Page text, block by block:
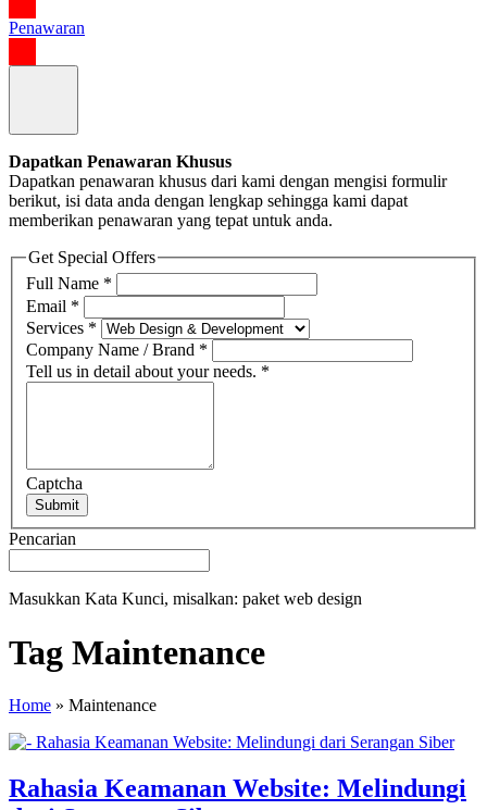
Penawaran
Dapatkan Penawaran Khusus
Dapatkan penawaran khusus dari kami dengan mengisi formulir
berikut, isi data anda dengan lengkap sehingga kami dapat
memberikan penawaran yang tepat untuk anda.
Get Special Offers
Full Name *
Email *
Services *
Company Name / Brand *
Tell us in detail about your needs. *
Captcha
Submit
Pencarian
Masukkan Kata Kunci, misalkan: paket web design
Tag Maintenance
Home » Maintenance
Rahasia Keamanan Website: Melindungi